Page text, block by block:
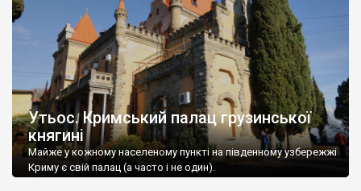
Утьос. Кримський палац грузинської
княгині
Майже у кожному населеному пункті на південному узбережжі
Криму є свій палац (а часто і не один).